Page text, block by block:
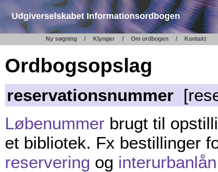
Udgiverselskabet Informationsordbogen
Ny søgning Klynger Om ordbogen Kontakt
Ordbogsopslag
reservationsnummer
Løbenummer brugt til
et bibliotek. Fx bestillinger
reservering og interurbanlån